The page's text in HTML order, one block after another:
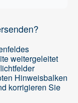
weitergeleitet
Hinweisbalken
korrigieren Sie